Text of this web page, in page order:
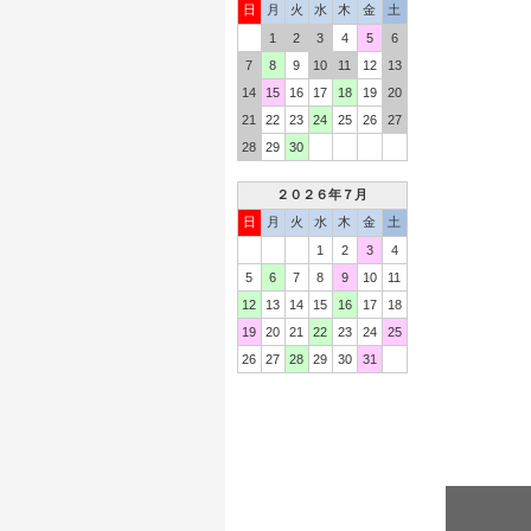
日
月 火 水 木 金
土
1
2 3 4 5
6
7
8 9 10 11 12
13
14
15 16 17 18 19
20
21
22 23 24 25 26
27
28
29 30
２０２６年７月
日
月 火 水 木 金
土
1
2 3
4
5
6 7 8 9 10
11
12
13 14 15 16 17
18
19
20 21 22 23 24
25
26
27 28 29 30 31